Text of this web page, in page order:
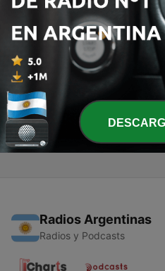
CARTA ABERTA A JESUS
28 mar. 2021
3 - CARTA ABERTA AO OUVINTE
12 feb. 2021
1 - São Domingos de Gusmão
13 ago. 2020
Radios Argentinas
Radios y Podcasts